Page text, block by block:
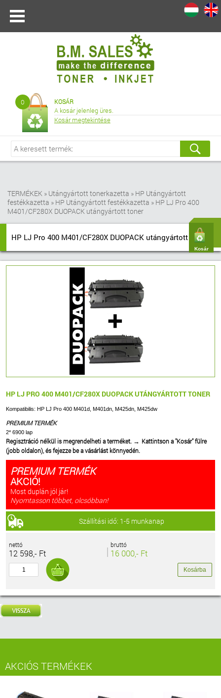
Kosár
0 KOSÁR
A kosár jelenleg üres.
Kosár megtekintése
TERMÉKEK » Utángyártott tonerkazetta » HP Utángyártott
festékkazetta » HP Utángyártott festékkazetta » HP LJ Pro 400
M401/CF280X DUOPACK utángyártott toner
HP LJ Pro 400 M401/CF280X DUOPACK utángyártott toner
HP LJ PRO 400 M401/CF280X DUOPACK UTÁNGYÁRTOTT TONER
Kompatibilis: HP LJ Pro 400 M401d, M401dn, M425dn, M425dw
PREMIUM TERMÉK
2* 6900 lap
Regisztráció nélkül is megrendelheti a terméket. → Kattintson a "Kosár" fülre
(jobb oldalon), és fejezze be a vásárlást könnyedén.
PREMIUM TERMÉK
AKCIÓ!
Most duplán jól jár!
Nyomtasson többet, olcsóbban!
Szállítási idő: 1-5 munkanap
nettó
12 598,- Ft
bruttó
16 000,- Ft
AKCIÓS TERMÉKEK